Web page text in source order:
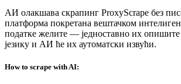
АИ олакшава скрапинг ProxyScrape без
платформа покретана вештачком
податке желите — једноставно их
језику и АИ ће их аутоматски извући.
How to scrape with AI: